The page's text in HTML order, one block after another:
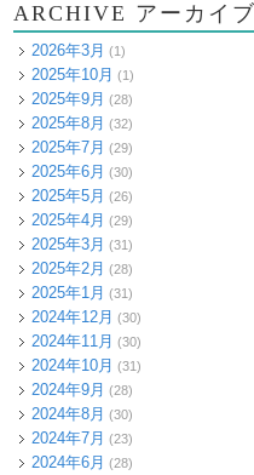
ARCHIVE アーカイブ
2026年3月 (1)
2025年10月 (1)
2025年9月 (28)
2025年8月 (32)
2025年7月 (29)
2025年6月 (30)
2025年5月 (26)
2025年4月 (29)
2025年3月 (31)
2025年2月 (28)
2025年1月 (31)
2024年12月 (30)
2024年11月 (30)
2024年10月 (31)
2024年9月 (28)
2024年8月 (30)
2024年7月 (23)
2024年6月 (28)